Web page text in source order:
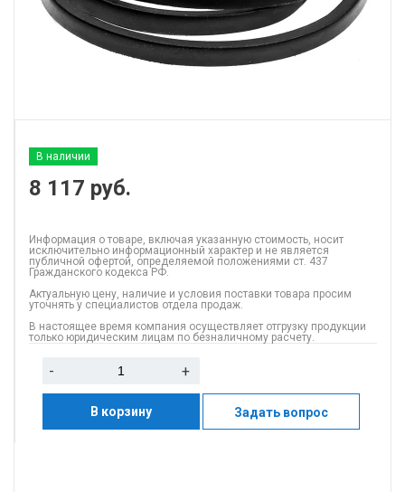
В наличии
8 117 руб.
Информация о товаре, включая указанную стоимость, носит
исключительно информационный характер и не является
публичной офертой, определяемой положениями ст. 437
Гражданского кодекса РФ.
Актуальную цену, наличие и условия поставки товара просим
уточнять у специалистов отдела продаж.
В настоящее время компания осуществляет отгрузку продукции
только юридическим лицам по безналичному расчету.
- +
В корзину Задать вопрос